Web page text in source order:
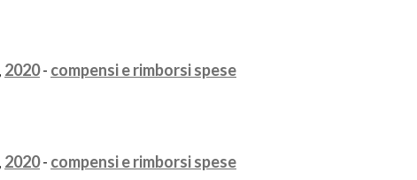
, 2020- compensi e rimborsi spese
, 2020- compensi e rimborsi spese